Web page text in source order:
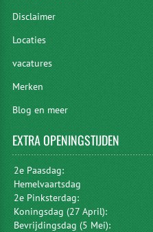
Disclaimer
Locaties
vacatures
Merken
Blog en meer
EXTRAOPENINGSTIJDEN
2e Paasdag:
Hemelvaartsdag
2e Pinksterdag:
Koningsdag (27 April):
Bevrijdingsdag (5 Mei):